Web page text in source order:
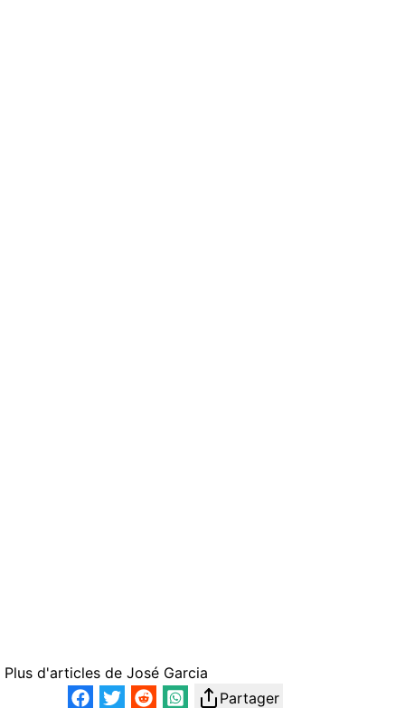
Plus d'articles de José Garcia
Partager